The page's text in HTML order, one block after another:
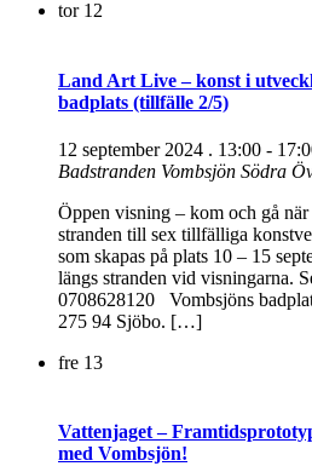
tor 12
Land Art Live – konst i
badplats (tillfälle 2/5)
12 september 2024 . 13:00 -
Badstranden Vombsjön Södra
Öppen visning – kom och gå
stranden till sex tillfälliga
som skapas på plats 10 – 15
längs stranden vid visningarna.
0708628120 Vombsjöns
275 94 Sjöbo. […]
fre 13
Vattenjaget –
med Vombsjön!